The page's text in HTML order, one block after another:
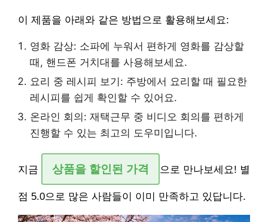
이 제품을 아래와 같은 방법으로 활용해보세요:
영화 감상: 소파에 누워서 편하게 영화를 감상할
때, 핸드폰 거치대를 사용해보세요.
요리 중 레시피 보기: 주방에서 요리할 때 필요한
레시피를 쉽게 확인할 수 있어요.
온라인 회의: 재택근무 중 비디오 회의를 편하게
진행할 수 있는 최고의 도우미입니다.
지금 상품을 할인된 가격 으로 만나보세요! 별
점 5.0으로 많은 사람들이 이미 만족하고 있답니다.